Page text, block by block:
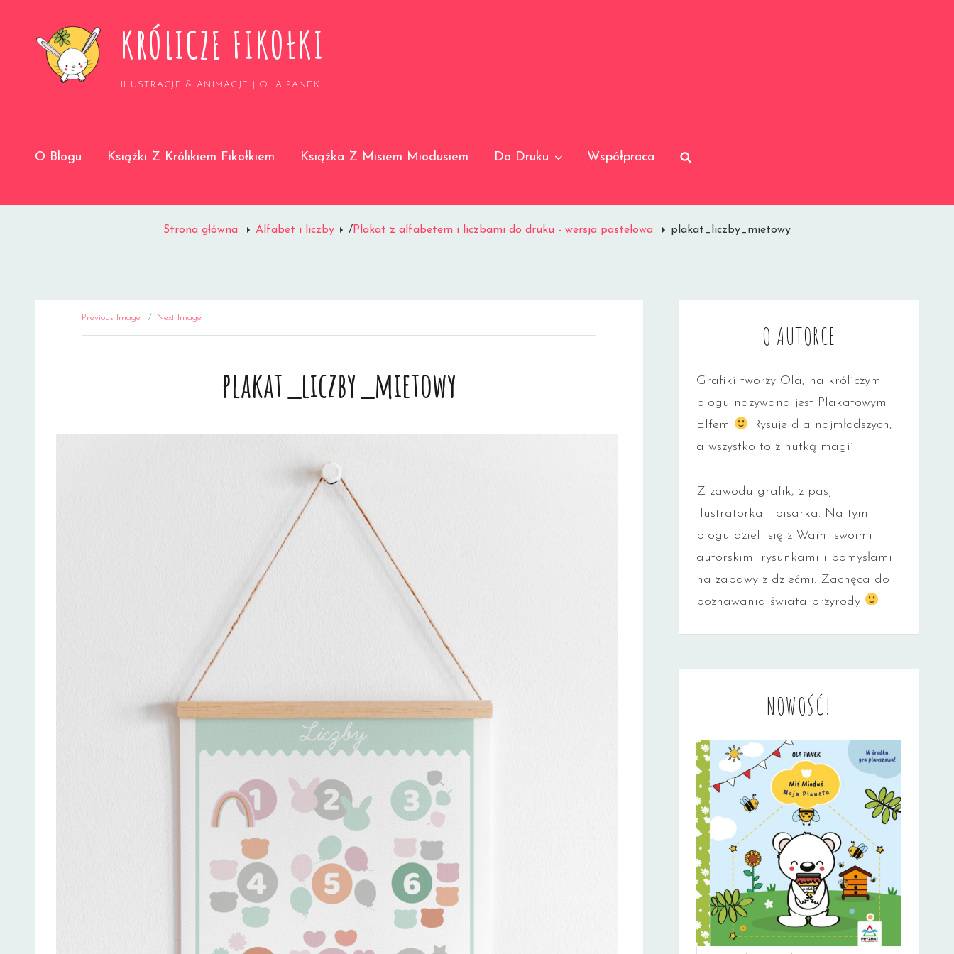
KRÓLICZE FIKOŁKI
ILUSTRACJE & ANIMACJE | OLA PANEK
O Blogu Książki Z Królikiem Fikołkiem Książka Z Misiem Miodusiem Do Druku Współpraca
Strona główna Alfabet i liczby /Plakat z alfabetem i liczbami do druku - wersja pastelowa plakat_liczby_mietowy
Previous Image Next Image
plakat_liczby_mietowy
O AUTORCE
Grafiki tworzy Ola, na króliczym
blogu nazywana jest Plakatowym
Elfem
Rysuje dla najmłodszych,
a wszystko to z nutką magii.
Z zawodu grafik, z pasji
ilustratorka i pisarka. Na tym
blogu dzieli się z Wami swoimi
autorskimi rysunkami i pomysłami
na zabawy z dziećmi. Zachęca do
poznawania świata przyrody
NOWOŚĆ!